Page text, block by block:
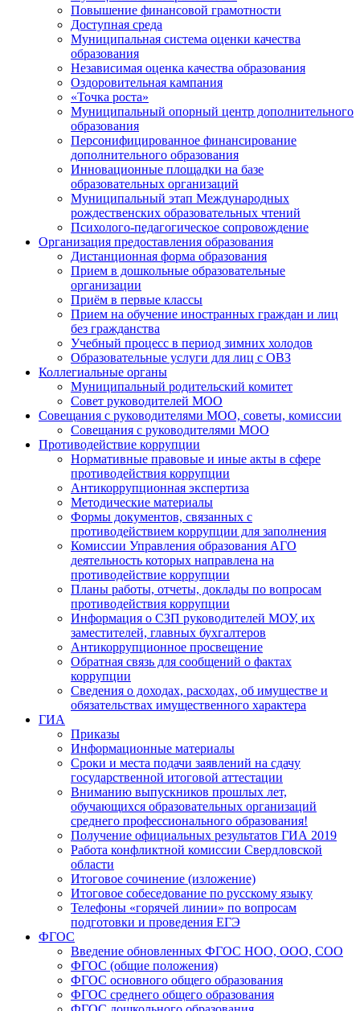
Повышение финансовой грамотности
Доступная среда
Муниципальная система оценки качества
образования
Независимая оценка качества образования
Оздоровительная кампания
«Точка роста»
Муниципальный опорный центр дополнительного
образования
Персонифицированное финансирование
дополнительного образования
Инновационные площадки на базе
образовательных организаций
Муниципальный этап Международных
рождественских образовательных чтений
Психолого-педагогическое сопровождение
Организация предоставления образования
Дистанционная форма образования
Прием в дошкольные образовательные
организации
Приём в первые классы
Прием на обучение иностранных граждан и лиц
без гражданства
Учебный процесс в период зимних холодов
Образовательные услуги для лиц с ОВЗ
Коллегиальные органы
Муниципальный родительский комитет
Совет руководителей МОО
Совещания с руководителями МОО, советы, комиссии
Совещания с руководителями МОО
Противодействие коррупции
Нормативные правовые и иные акты в сфере
противодействия коррупции
Антикоррупционная экспертиза
Методические материалы
Формы документов, связанных с
противодействием коррупции для заполнения
Комиссии Управления образования АГО
деятельность которых направлена на
противодействие коррупции
Планы работы, отчеты, доклады по вопросам
противодействия коррупции
Информация о СЗП руководителей МОУ, их
заместителей, главных бухгалтеров
Антикоррупционное просвещение
Обратная связь для сообщений о фактах
коррупции
Сведения о доходах, расходах, об имуществе и
обязательствах имущественного характера
ГИА
Приказы
Информационные материалы
Сроки и места подачи заявлений на сдачу
государственной итоговой аттестации
Вниманию выпускников прошлых лет,
обучающихся образовательных организаций
среднего профессионального образования!
Получение официальных результатов ГИА 2019
Работа конфликтной комиссии Свердловской
области
Итоговое сочинение (изложение)
Итоговое собеседование по русскому языку
Телефоны «горячей линии» по вопросам
подготовки и проведения ЕГЭ
ФГОС
Введение обновленных ФГОС НОО, ООО, СОО
ФГОС (общие положения)
ФГОС основного общего образования
ФГОС среднего общего образования